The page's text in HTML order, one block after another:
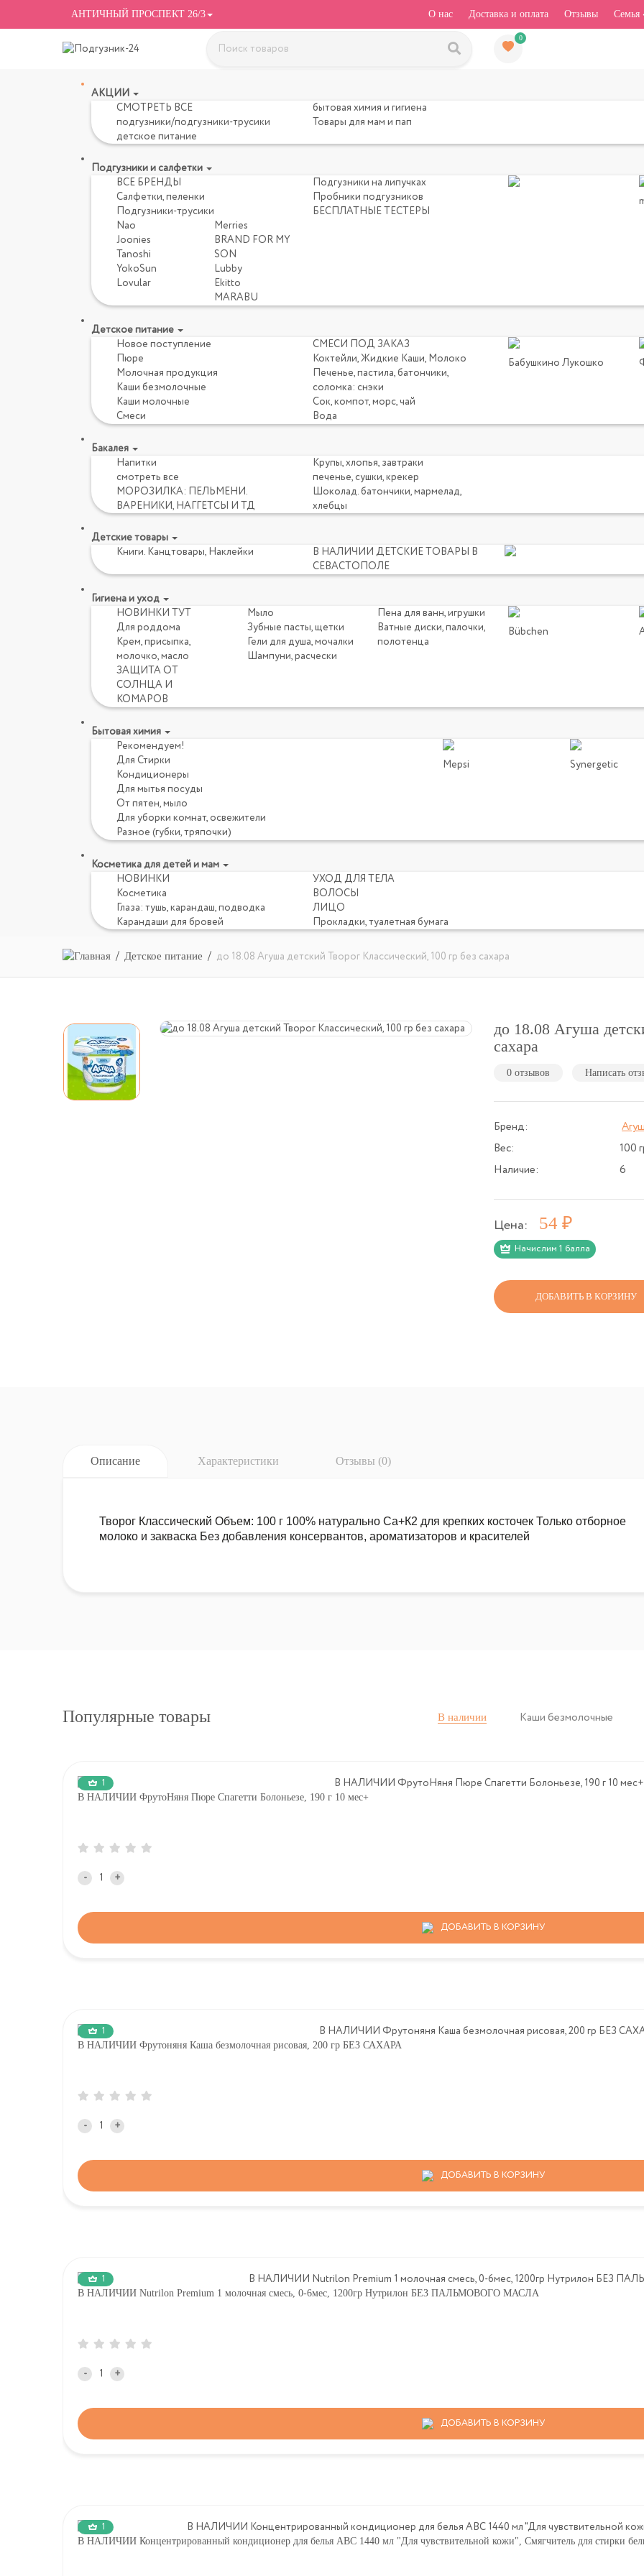
АНТИЧНЫЙ ПРОСПЕКТ 26/3 О нас Доставка и оплата Отзывы Семья
0
АКЦИИ
СМОТРЕТЬ ВСЕ
подгузники/подгузники-трусики
детское питание
бытовая химия и гигиена
Товары для мам и пап
Подгузники и салфетки
ВСЕ БРЕНДЫ
Салфетки, пеленки
Подгузники-трусики
Nao
Joonies
Tanoshi
YokoSun
Lovular
Merries
BRAND FOR MY
SON
Lubby
Ekitto
MARABU
Подгузники на липучках
Пробники подгузников
БЕСПЛАТНЫЕ ТЕСТЕРЫ
Детское питание
Новое поступление
Пюре
Молочная продукция
Каши безмолочные
Каши молочные
Смеси
СМЕСИ ПОД ЗАКАЗ
Коктейли, Жидкие Каши, Молоко
Печенье, пастила, батончики,
соломка: снэки
Сок, компот, морс, чай
Вода
Бабушкино Лукошко
Бакалея
Напитки
смотреть все
МОРОЗИЛКА: ПЕЛЬМЕНИ.
ВАРЕНИКИ, НАГГЕТСЫ И ТД
Крупы, хлопья, завтраки
печенье, сушки, крекер
Шоколад. батончики, мармелад,
хлебцы
Детские товары
Книги. Канцтовары, Наклейки
В НАЛИЧИИ ДЕТСКИЕ ТОВАРЫ В
СЕВАСТОПОЛЕ
Гигиена и уход
НОВИНКИ ТУТ
Для роддома
Крем, присыпка,
молочко, масло
ЗАЩИТА ОТ
СОЛНЦА И
КОМАРОВ
Мыло
Зубные пасты, щетки
Гели для душа, мочалки
Шампуни, расчески
Пена для ванн, игрушки
Ватные диски, палочки,
полотенца
Bübchen
Бытовая химия
Рекомендуем!
Для Стирки
Кондиционеры
Для мытья посуды
От пятен, мыло
Для уборки комнат, освежители
Разное (губки, тряпочки)
Mepsi Synergetic
Косметика для детей и мам
НОВИНКИ
Косметика
Глаза: тушь, карандаш, подводка
Карандаши для бровей
УХОД ДЛЯ ТЕЛА
ВОЛОСЫ
ЛИЦО
Прокладки, туалетная бумага
Детское питание до 18.08 Агуша детский Творог Классический, 100 гр без сахара
до 18.08 Агуша
сахара
0 отзывов Написать
Бренд:
Вес:
100
Наличие:
6
Цена: 54
Начислим 1 балла
ДОБАВИТЬ В КОРЗИНУ
Описание Характеристики Отзывы (0)
Творог Классический Объем: 100 г 100% натурально Ca+К2 для крепких косточек Только отборное
молоко и закваска Без добавления консервантов, ароматизаторов и красителей
Популярные товары В наличии Каши безмолочные
1
В НАЛИЧИИ ФрутоНяня Пюре Спагетти Болоньезе, 190 г 10 мес+
- +
ДОБАВИТЬ В КОРЗИНУ
1
В НАЛИЧИИ Фрутоняня Каша безмолочная рисовая, 200 гр БЕЗ САХАРА
- +
ДОБАВИТЬ В КОРЗИНУ
1
В НАЛИЧИИ Nutrilon Premium 1 молочная смесь, 0-6мес, 1200гр Нутрилон БЕЗ ПАЛЬМОВОГО МАСЛА
- +
ДОБАВИТЬ В КОРЗИНУ
1
В НАЛИЧИИ Концентрированный кондиционер для белья АВС 1440 мл "Для чувствительной кожи", Смягчитель для стирки